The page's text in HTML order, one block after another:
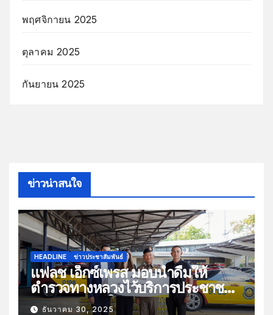
พฤศจิกายน 2025
ตุลาคม 2025
กันยายน 2025
ข่าวน่าสนใจ
HEADLINE ข่าวประชาสัมพันธ์
แฟลช เอ็กซ์เพรส มอบน้ำดื่มให้
ตำรวจทางหลวงไว้บริการประชาชน
ช่วงเทศกาลปีใหม่
ธันวาคม 30, 2025